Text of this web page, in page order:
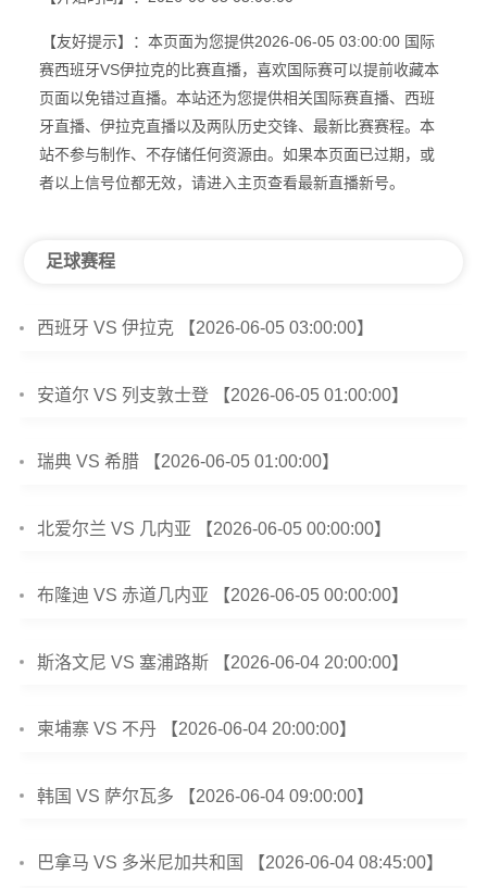
【友好提示】：本页面为您提供2026-06-05 03:00:00 国际
赛西班牙VS伊拉克的比赛直播，喜欢国际赛可以提前收藏本
页面以免错过直播。本站还为您提供相关国际赛直播、西班
牙直播、伊拉克直播以及两队历史交锋、最新比赛赛程。本
站不参与制作、不存储任何资源由。如果本页面已过期，或
者以上信号位都无效，请进入主页查看最新直播新号。
足球赛程
西班牙 VS 伊拉克 【2026-06-05 03:00:00】
安道尔 VS 列支敦士登 【2026-06-05 01:00:00】
瑞典 VS 希腊 【2026-06-05 01:00:00】
北爱尔兰 VS 几内亚 【2026-06-05 00:00:00】
布隆迪 VS 赤道几内亚 【2026-06-05 00:00:00】
斯洛文尼 VS 塞浦路斯 【2026-06-04 20:00:00】
柬埔寨 VS 不丹 【2026-06-04 20:00:00】
韩国 VS 萨尔瓦多 【2026-06-04 09:00:00】
巴拿马 VS 多米尼加共和国 【2026-06-04 08:45:00】